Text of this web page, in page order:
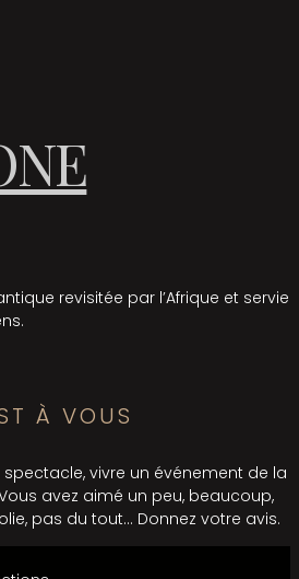
revisitée par l’Afrique et servie
À VOUS
vivre un événement de la
avez aimé un peu, beaucoup,
pas du tout… Donnez votre avis.